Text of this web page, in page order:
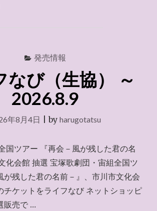
発売情報
なび（生協） ～
2026.8.9
年8月4日 |by harugotatsu
国ツアー 『再会－風が残した君の名
化会館 抽選 宝塚歌劇団・宙組全国ツ
が残した君の名前－』、市川市文化会
チケットをライフなび ネットショッピ
販売で …